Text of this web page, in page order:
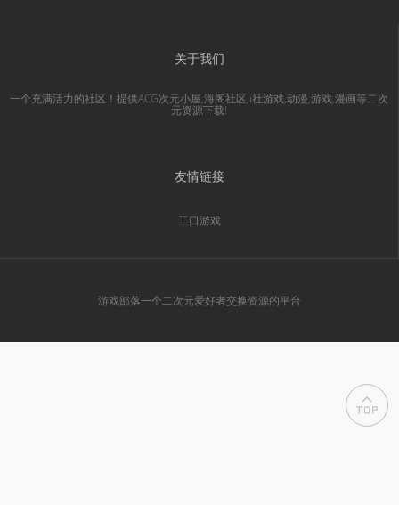
关于我们
一个充满活力的社区！提供ACG次元小屋,海阁社区,i社游戏,动漫,游戏,漫画等二次
元资源下载!
友情链接
工口游戏
游戏部落一个二次元爱好者交换资源的平台